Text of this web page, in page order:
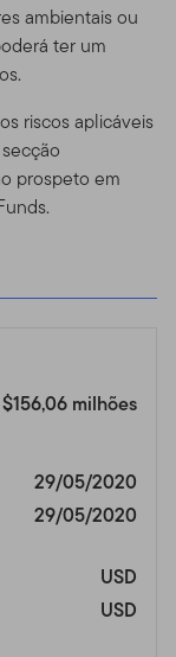
ambientais ou
ter um
riscos aplicáveis
prospeto em
$156,06 milhões
29/05/2020
29/05/2020
USD
USD